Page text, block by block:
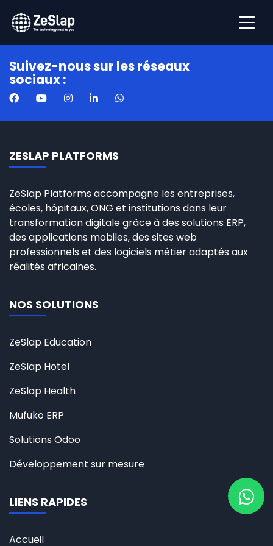
Suivez-nous sur les réseaux
sociaux :
ZESLAP PLATFORMS
ZeSlap Platforms accompagne les entreprises,
écoles, hôpitaux, ONG et institutions dans leur
transformation digitale grâce à des solutions ERP,
des applications mobiles, des sites web
professionnels et des logiciels métier adaptés aux
réalités africaines.
NOS SOLUTIONS
ZeSlap Education
ZeSlap Hotel
ZeSlap Health
Mufuko ERP
Solutions Odoo
Développement sur mesure
LIENS RAPIDES
Accueil